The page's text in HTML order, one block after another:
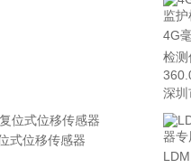
4G
检测
深圳
式位移传感器